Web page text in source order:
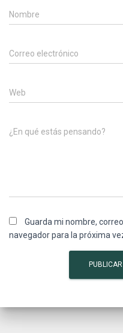
Nombre
Correo electrónico
Web
¿En qué estás pensando?
Guarda mi nombre,
navegador para la próxima